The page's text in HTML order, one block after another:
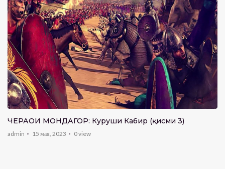
ЧЕҲРАҲОИ МОНДАГОР: Куруши Кабир (қисми 3)
admin 15 мая, 2023 0view